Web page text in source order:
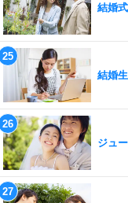
結婚
結婚
ジュ